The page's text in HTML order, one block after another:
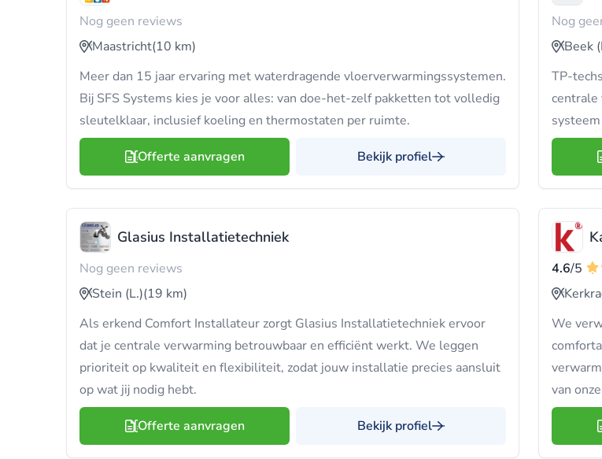
Nog geen reviews
Maastricht(10 km)
Meer dan 15 jaar ervaring met waterdragende vloerverwarmingssystemen.
Bij SFS Systems kies je voor alles: van doe-het-zelf pakketten tot volledig
sleutelklaar, inclusief koeling en thermostaten per ruimte.
Offerte aanvragen Bekijk profiel
Nog
Beek
TP-
centrale
Glasius Installatietechniek
Nog geen reviews
Stein (L.)(19 km)
Als erkend Comfort Installateur zorgt Glasius Installatietechniek ervoor
dat je centrale verwarming betrouwbaar en efficiënt werkt. We leggen
prioriteit op kwaliteit en flexibiliteit, zodat jouw installatie precies aansluit
op wat jij nodig hebt.
Offerte aanvragen Bekijk profiel
4.6/5
We
van